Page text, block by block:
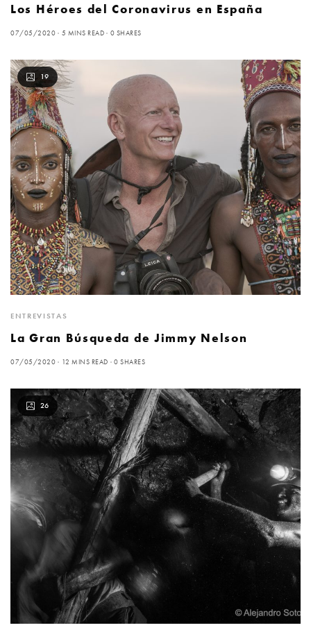
Los Héroes del Coronavirus en España
07/05/2020 5 MINS READ 0 SHARES
19
ENTREVISTAS
La Gran Búsqueda de Jimmy Nelson
07/05/2020 12 MINS READ 0 SHARES
26